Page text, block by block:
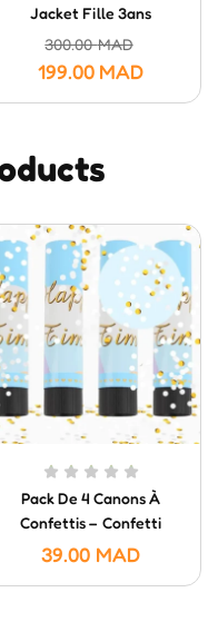
Jacket Fille 3ans
300.00MAD
199.00 MAD
Pack De 4 Canons À
Confettis – Confetti
Poppers (20 Cm)
39.00 MAD